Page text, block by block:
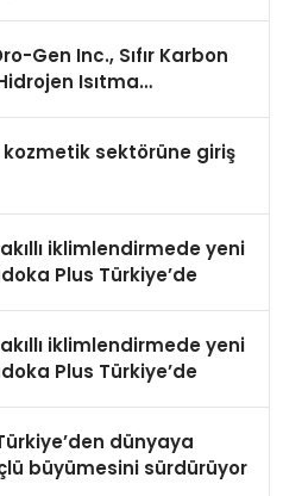
Gen Inc., Sıfır Karbon
Isıtma
kozmetik sektörüne giriş
iklimlendirmede yeni
Plus Türkiye’de
iklimlendirmede yeni
Plus Türkiye’de
dünyaya
büyümesini sürdürüyor